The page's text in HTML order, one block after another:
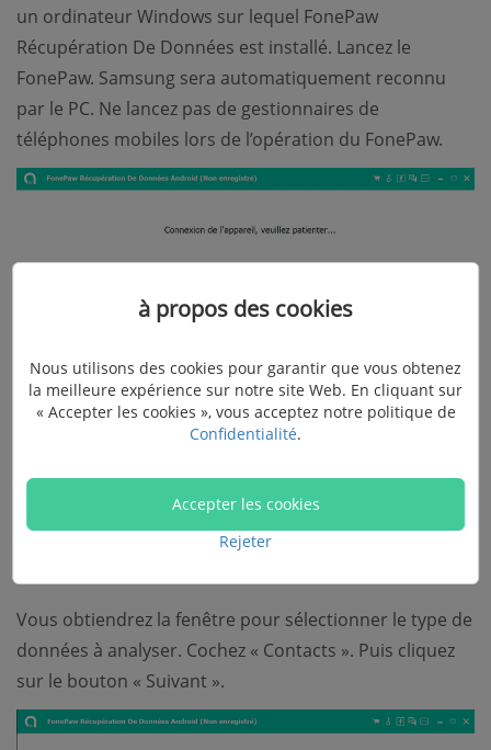
un ordinateur Windows sur lequel FonePaw
Récupération De Données est installé. Lancez le
FonePaw. Samsung sera automatiquement reconnu
par le PC. Ne lancez pas de gestionnaires de
téléphones mobiles lors de l’opération du FonePaw.
Étape 2. Choisir les contacts comme le
type de données à récupérer
Vous obtiendrez la fenêtre pour sélectionner le type de
données à analyser. Cochez « Contacts ». Puis cliquez
sur le bouton « Suivant ».
à propos des cookies
Nous utilisons des cookies pour garantir que vous obtenez
la meilleure expérience sur notre site Web. En cliquant sur
« Accepter les cookies », vous acceptez notre politique de
Confidentialité.
Accepter les cookies
Rejeter